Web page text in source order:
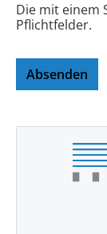
Die mit einem
Pflichtfelder.
Absenden